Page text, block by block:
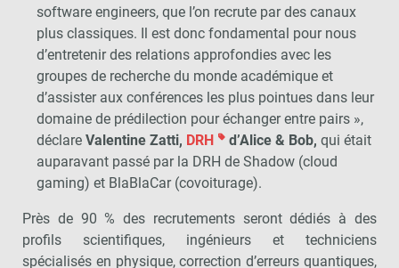
software engineers, que l’on recrute par des canaux
plus classiques. Il est donc fondamental pour nous
d’entretenir des relations approfondies avec les
groupes de recherche du monde académique et
d’assister aux conférences les plus pointues dans leur
domaine de prédilection pour échanger entre pairs »,
déclare Valentine Zatti, DRH d’Alice & Bob, qui était
auparavant passé par la DRH de Shadow (cloud
gaming) et BlaBlaCar (covoiturage).
Près de 90 % des recrutements seront dédiés à des
profils scientifiques, ingénieurs et techniciens
spécialisés en physique, correction d’erreurs quantiques,